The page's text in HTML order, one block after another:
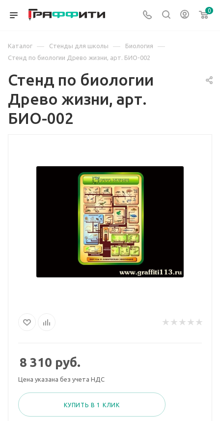
0
Каталог — Стенды для школы — Биология —
Стенд по биологии Древо жизни, арт. БИО-002
Стенд по биологии
Древо жизни, арт.
БИО-002
8 310 руб.
Цена указана без учета НДС
КУПИТЬ В 1 КЛИК